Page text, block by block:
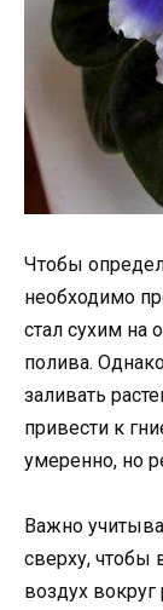
Чтобы
необходимо
стал сухим на
полива.
заливать
привести к
умеренно, но
Важно
сверху, чтобы
воздух вокруг